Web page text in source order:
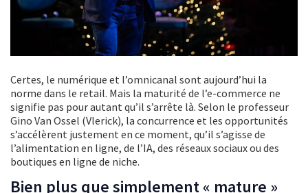
Certes, le numérique et l’omnicanal sont aujourd’hui la
norme dans le retail. Mais la maturité de l’e-commerce ne
signifie pas pour autant qu’il s’arrête là. Selon le professeur
Gino Van Ossel (Vlerick), la concurrence et les opportunités
s’accélèrent justement en ce moment, qu’il s’agisse de
l’alimentation en ligne, de l’IA, des réseaux sociaux ou des
boutiques en ligne de niche.
Bien plus que simplement « mature »